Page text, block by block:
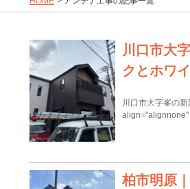
川口市大
クとホワ
川口市大字峯の
柏市明原